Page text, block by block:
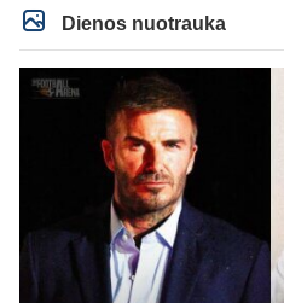
Dienos nuotrauka